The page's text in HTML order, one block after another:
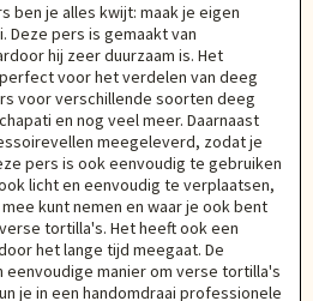
ben je alles kwijt: maak je eigen
Deze pers is gemaakt van
hij zeer duurzaam is. Het
voor het verdelen van deeg
voor verschillende soorten deeg
en nog veel meer. Daarnaast
meegeleverd, zodat je
pers is ook eenvoudig te gebruiken
licht en eenvoudig te verplaatsen,
kunt nemen en waar je ook bent
tortilla's. Het heeft ook een
het lange tijd meegaat. De
eenvoudige manier om verse tortilla's
je in een handomdraai professionele